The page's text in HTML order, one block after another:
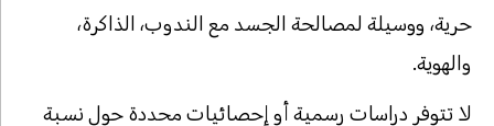
حرية، ووسيلة لمصالحة الجسد مع الندوب، الذاكرة،
والهوية.
لا تتوفر دراسات رسمية أو إحصائيات محددة حول نسبة